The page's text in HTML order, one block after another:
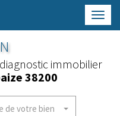
immobilier
38200
de votre bien